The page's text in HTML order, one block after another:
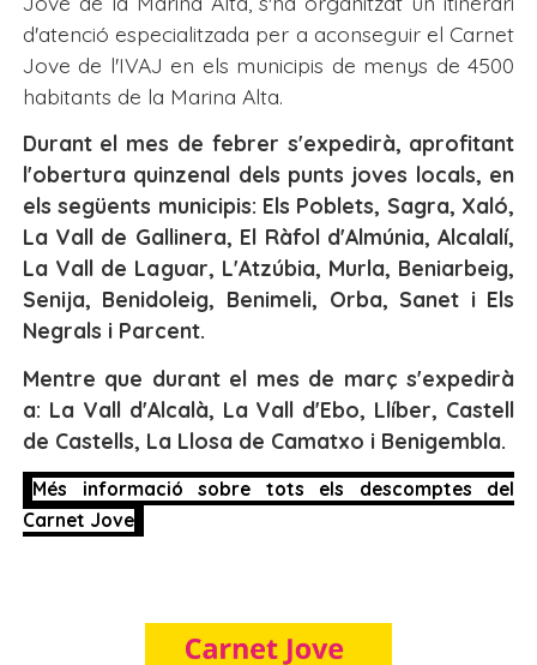
d'atenció especialitzada per a aconseguir el Carnet
Jove de l'IVAJ en els municipis de menys de 4500
habitants de la Marina Alta.
Durant el mes de febrer s'expedirà, aprofitant
l'obertura quinzenal dels punts joves locals, en
els següents municipis: Els Poblets, Sagra, Xaló,
La Vall de Gallinera, El Ràfol d'Almúnia, Alcalalí,
La Vall de Laguar, L'Atzúbia, Murla, Beniarbeig,
Senija, Benidoleig, Benimeli, Orba, Sanet i Els
Negrals i Parcent.
Mentre que durant el mes de març s'expedirà
a: La Vall d'Alcalà, La Vall d'Ebo, Llíber, Castell
de Castells, La Llosa de Camatxo i Benigembla.
Més informació sobre tots els descomptes del
Carnet Jove